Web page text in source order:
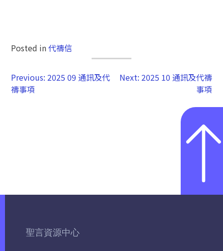
Posted in代禱信
Previous: 2025 09 通訊及代
禱事項
Next: 2025 10 通訊及代禱
事項
聖言資源中心